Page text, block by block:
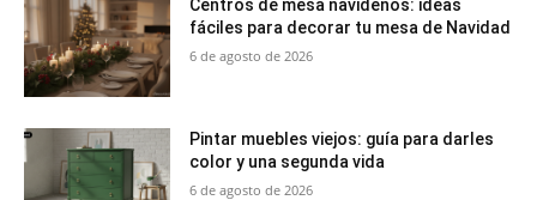
Centros de mesa navideños: ideas
fáciles para decorar tu mesa de Navidad
6 de agosto de 2026
Pintar muebles viejos: guía para darles
color y una segunda vida
6 de agosto de 2026